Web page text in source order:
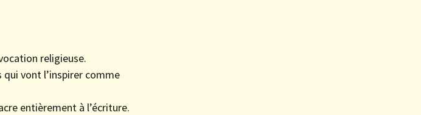
religieuse.
qui vont l’inspirer comme
entièrement à l’écriture.